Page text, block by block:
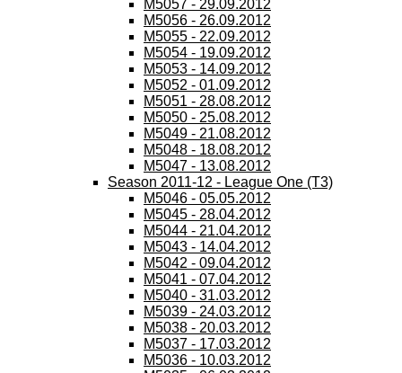
M5057 - 29.09.2012
M5056 - 26.09.2012
M5055 - 22.09.2012
M5054 - 19.09.2012
M5053 - 14.09.2012
M5052 - 01.09.2012
M5051 - 28.08.2012
M5050 - 25.08.2012
M5049 - 21.08.2012
M5048 - 18.08.2012
M5047 - 13.08.2012
Season 2011-12 - League One (T3)
M5046 - 05.05.2012
M5045 - 28.04.2012
M5044 - 21.04.2012
M5043 - 14.04.2012
M5042 - 09.04.2012
M5041 - 07.04.2012
M5040 - 31.03.2012
M5039 - 24.03.2012
M5038 - 20.03.2012
M5037 - 17.03.2012
M5036 - 10.03.2012